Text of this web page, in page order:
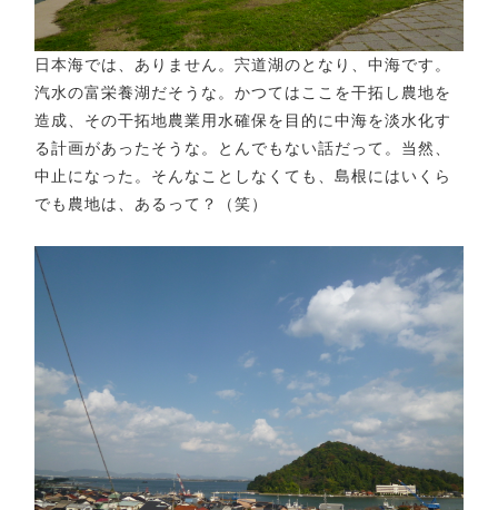
日本海では、ありません。宍道湖のとなり、中海です。
汽水の富栄養湖だそうな。かつてはここを干拓し農地を
造成、その干拓地農業用水確保を目的に中海を淡水化す
る計画があったそうな。とんでもない話だって。当然、
中止になった。そんなことしなくても、島根にはいくら
でも農地は、あるって？（笑）